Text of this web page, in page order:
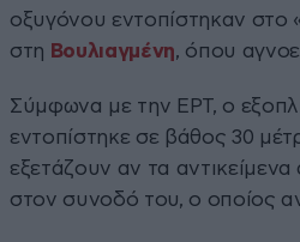
οξυγόνου εντοπίστηκαν στο
στη Βουλιαγμένη, όπου
Σύμφωνα με την ΕΡΤ, ο
εντοπίστηκε σε βάθος 30
εξετάζουν αν τα
στον συνοδό του, ο οποίος